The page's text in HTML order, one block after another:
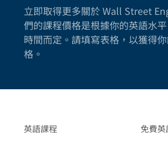
立即取得更多關於 Wall Street
們的課程價格是根據你的英語水
時間而定。請填寫表格，以獲得
格。
英語課程
免費